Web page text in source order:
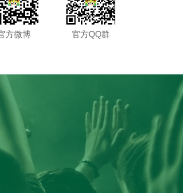
方微博 官方QQ群